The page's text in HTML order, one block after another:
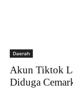
Daerah
Akun Tiktok
Diduga